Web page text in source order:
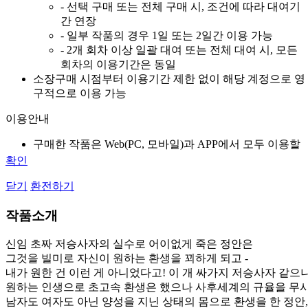
- 선택 구매 또는 전체 구매 시, 조건에 따라 대여기
간 연장
- 일부 작품의 경우 1일 또는 2일간 이용 가능
- 2개 회차 이상 일괄 대여 또는 전체 대여 시, 모든
회차의 이용기간은 동일
소장구매 시점부터 이용기간 제한 없이 해당 계정으로 영
구적으로 이용 가능
이용안내
구매한 작품은 Web(PC, 모바일)과 APP에서 모두 이용할
닙니다.
환불안내
구매 후 7일 이내에, 뷰어를 오픈하지 않은 경우 환불 가능
합니다.
전체구매는 구매 후 7일 이내에, 1개 회차도 뷰어를 오픈
하지 않은 경우 환불 가능합니다.
확인
닫기 환전하기
작품소개
신임 초짜 저승사자의 실수로 어이없게 죽은 정안은
그것을 빌미로 자신이 원하는 환생을 꾀하게 되고 -
내가 원한 건 이런 게 아니었다고! 이 개 싸가지 저승사자 같으
원하는 인생으로 초고속 환생은 했으나 사후세계의 규율을 무
남자도 여자도 아닌 양성을 지닌 상태의 몸으로 환생을 한 정안,